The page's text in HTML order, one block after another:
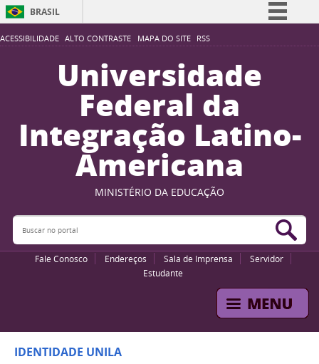
ACESSIBILIDADE ALTO CONTRASTE MAPA DO SITE RSS
BRASIL
Simplifique!
Participe
Acesso à informação
Legislação
Canais
Universidade
Federal da
Integração Latino-
Americana
MINISTÉRIO DA EDUCAÇÃO
Buscar no portal
Fale Conosco Endereços Sala de Imprensa
Servidor
Estudante
IDENTIDADE UNILA